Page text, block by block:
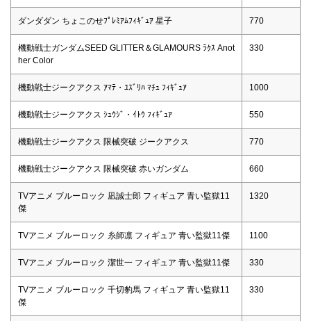
ダンダダン ちょこのせﾌﾟﾚﾐｱﾑﾌｨｷﾞｭｱ 星子 770
機動戦士ガンダムSEED GLITTER＆GLAMOURS ﾗｸｽ Anot
her Color
330
機動戦士ジークアクス ｱﾏﾃ・ﾕｽﾞﾘﾊ ﾏﾁｭ ﾌｨｷﾞｭｱ 1000
機動戦士ジークアクス ｼｭｳｼﾞ・ｲﾄｳ ﾌｨｷﾞｭｱ 550
機動戦士ジークアクス 限械突破 ジークアクス 770
機動戦士ジークアクス 限械突破 赤いガンダム 660
TVアニメ ブルーロック 凪誠士郎 フィギュア 青い監獄11
傑
1320
TVアニメ ブルーロック 糸師凛 フィギュア 青い監獄11傑 1100
TVアニメ ブルーロック 潔世一 フィギュア 青い監獄11傑 330
TVアニメ ブルーロック 千切豹馬 フィギュア 青い監獄11
傑
330